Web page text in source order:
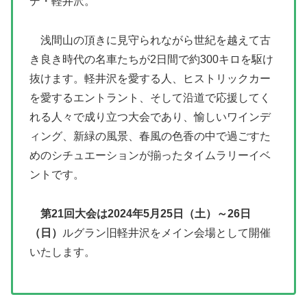
浅間山の頂きに見守られながら世紀を越えて古
き良き時代の名車たちが2日間で約300キロを駆け
抜けます。軽井沢を愛する人、ヒストリックカー
を愛するエントラント、そして沿道で応援してく
れる人々で成り立つ大会であり、愉しいワインデ
ィング、新緑の風景、春風の色香の中で過ごすた
めのシチュエーションが揃ったタイムラリーイベ
ントです。
第21回大会は2024年5月25日（土）～26日
（日）
ルグラン旧軽井沢をメイン会場として開催
いたします。